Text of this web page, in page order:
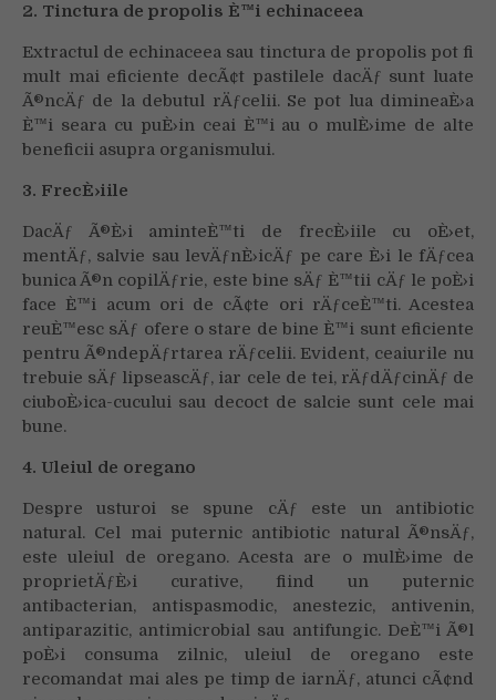
2. Tinctura de propolis È™i echinaceea
Extractul de echinaceea sau tinctura de propolis pot fi
mult mai eficiente decÃ¢t pastilele dacÄƒ sunt luate
Ã®ncÄƒ de la debutul rÄƒcelii. Se pot lua dimineaÈ›a
È™i seara cu puÈ›in ceai È™i au o mulÈ›ime de alte
beneficii asupra organismului.
3. FrecÈ›iile
DacÄƒ Ã®È›i aminteÈ™ti de frecÈ›iile cu oÈ›et,
mentÄƒ, salvie sau levÄƒnÈ›icÄƒ pe care È›i le fÄƒcea
bunica Ã®n copilÄƒrie, este bine sÄƒ È™tii cÄƒ le poÈ›i
face È™i acum ori de cÃ¢te ori rÄƒceÈ™ti. Acestea
reuÈ™esc sÄƒ ofere o stare de bine È™i sunt eficiente
pentru Ã®ndepÄƒrtarea rÄƒcelii. Evident, ceaiurile nu
trebuie sÄƒ lipseascÄƒ, iar cele de tei, rÄƒdÄƒcinÄƒ de
ciuboÈ›ica-cucului sau decoct de salcie sunt cele mai
bune.
4. Uleiul de oregano
Despre usturoi se spune cÄƒ este un antibiotic
natural. Cel mai puternic antibiotic natural Ã®nsÄƒ,
este uleiul de oregano. Acesta are o mulÈ›ime de
proprietÄƒÈ›i curative, fiind un puternic
antibacterian, antispasmodic, anestezic, antivenin,
antiparazitic, antimicrobial sau antifungic. DeÈ™i Ã®l
poÈ›i consuma zilnic, uleiul de oregano este
recomandat mai ales pe timp de iarnÄƒ, atunci cÃ¢nd